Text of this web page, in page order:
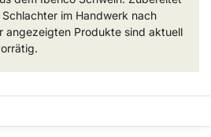
im Handwerk nach
angezeigten Produkte sind aktuell